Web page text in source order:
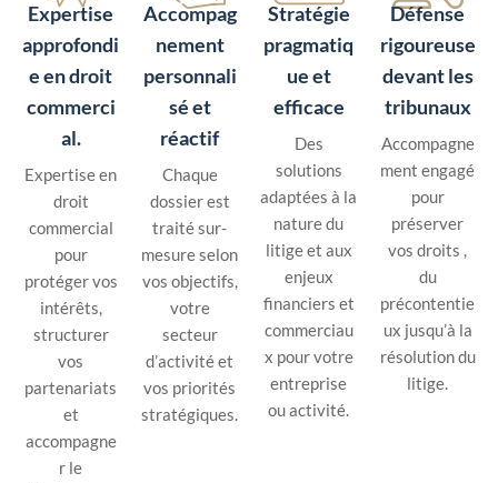
Expertise
approfondi
e en droit
commerci
al.
Expertise en
droit
commercial
pour
protéger vos
intérêts,
structurer
vos
partenariats
et
accompagne
r le
Accompag
nement
personnali
sé et
réactif
Chaque
dossier est
traité sur-
mesure selon
vos objectifs,
votre
secteur
d’activité et
vos priorités
stratégiques.
Stratégie
pragmatiq
ue et
efficace
Des
solutions
adaptées à la
nature du
litige et aux
enjeux
financiers et
commerciau
x pour votre
entreprise
ou activité.
Défense
rigoureuse
devant les
tribunaux
Accompagne
ment engagé
pour
préserver
vos droits ,
du
précontentie
ux jusqu’à la
résolution du
litige.